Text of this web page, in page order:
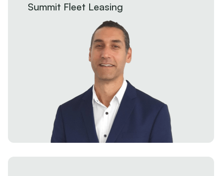
Summit Fleet Leasing